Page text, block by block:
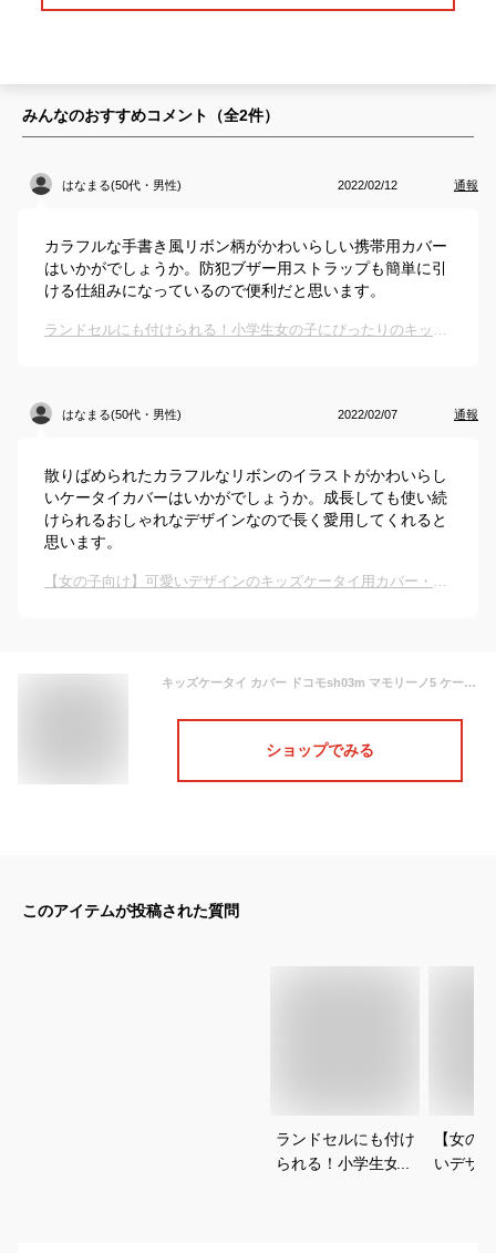
みんなのおすすめコメント（全2件）
はなまる(50代・男性) 2022/02/12 通報
カラフルな手書き風リボン柄がかわいらしい携帯用カバー
はいかがでしょうか。防犯ブザー用ストラップも簡単に引
ける仕組みになっているので便利だと思います。
ランドセルにも付けられる！小学生女の子にぴったりのキッズ携帯用カバーは？
はなまる(50代・男性) 2022/02/07 通報
散りばめられたカラフルなリボンのイラストがかわいらし
いケータイカバーはいかがでしょうか。成長しても使い続
けられるおしゃれなデザインなので長く愛用してくれると
思います。
【女の子向け】可愛いデザインのキッズケータイ用カバー・ケースのおすすめは？
キッズケータイ カバー ドコモsh03m マモリーノ5 ケース キッズ携帯 SH-03M キッズフォン2 マモリーノ4 nicoran ホルダー フラップカバー セット (mamorino5 キッズフォン ソフトバンク F-03J みまもりケータイ4 ガーリー ナスカン) デザイン 手書き風リボン 入園 入学
ショップでみる
このアイテムが投稿された質問
ランドセルにも付け
られる！小学生女の
【女の
いデザ